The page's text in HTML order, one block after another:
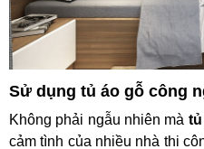
Sử dụng tủ áo gỗ công
Không phải ngẫu nhiên mà
cảm tình của nhiều nhà thi